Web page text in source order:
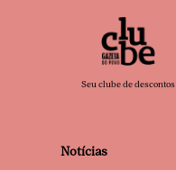
Seu clube de descontos
Notícias